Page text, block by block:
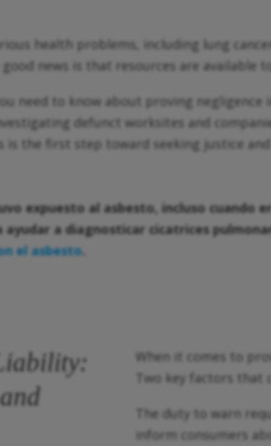
health problems, including lung
news is that resources are available
need to know about proving
defunct worksites and
the first step toward seeking justice
expuesto al asbesto, incluso cuando
ayudar a diagnosticar cicatrices
el asbesto.
When it comes to
Two key factors
The duty to warn
inform consumers